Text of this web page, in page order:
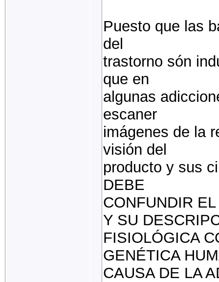
Puesto que las
del
trastorno són
que en
algunas
escaner
imágenes de la
visión del
producto y sus
DEBE
CONFUNDIR
Y SU
FISIOLÓGICA
GENÉTICA
CAUSA DE LA